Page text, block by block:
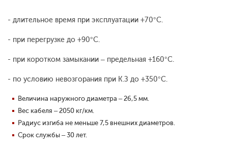
- длительное время при эксплуатации +70°С.
- при перегрузке до +90°С.
- при коротком замыкании – предельная +160°С.
- по условию невозгорания при К.З до +350°С.
Величина наружного диаметра – 26,5 мм.
Вес кабеля – 2050 кг/км.
Радиус изгиба не меньше 7,5 внешних диаметров.
Срок службы – 30 лет.